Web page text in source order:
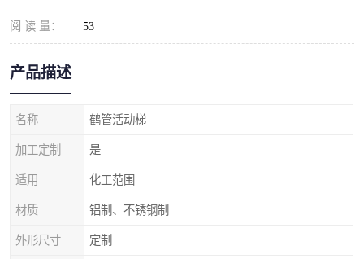
阅 读 量： 53
产品描述
名称 鹤管活动梯
加工定制 是
适用 化工范围
材质 铝制、不锈钢制
外形尺寸 定制